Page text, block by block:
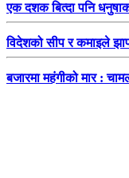
एक दशक बित्दा पनि
विदेशको सीप र कमाइले
बजारमा महंगीको मार :